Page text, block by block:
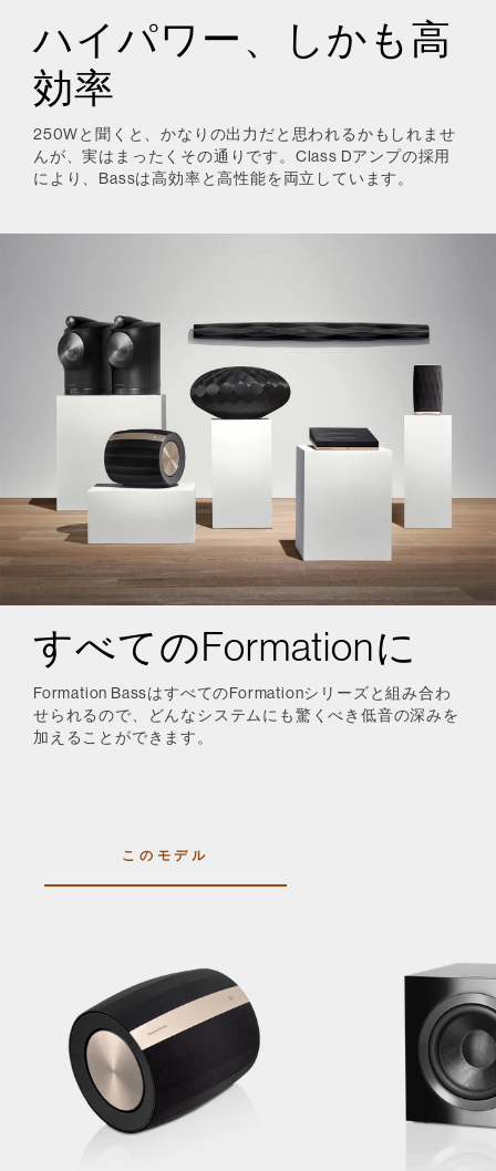
ハイパワー、しかも高
効率
250Wと聞くと、かなりの出力だと思われるかもしれませ
んが、実はまったくその通りです。Class Dアンプの採用
により、Bassは高効率と高性能を両立しています。
すべてのFormationに
Formation BassはすべてのFormationシリーズと組み合わ
せられるので、どんなシステムにも驚くべき低音の深みを
加えることができます。
このモデル